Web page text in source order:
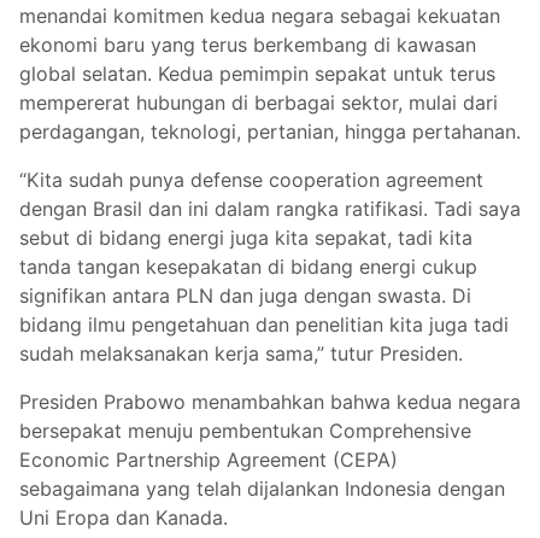
menandai komitmen kedua negara sebagai kekuatan
ekonomi baru yang terus berkembang di kawasan
global selatan. Kedua pemimpin sepakat untuk terus
mempererat hubungan di berbagai sektor, mulai dari
perdagangan, teknologi, pertanian, hingga pertahanan.
“Kita sudah punya defense cooperation agreement
dengan Brasil dan ini dalam rangka ratifikasi. Tadi saya
sebut di bidang energi juga kita sepakat, tadi kita
tanda tangan kesepakatan di bidang energi cukup
signifikan antara PLN dan juga dengan swasta. Di
bidang ilmu pengetahuan dan penelitian kita juga tadi
sudah melaksanakan kerja sama,” tutur Presiden.
Presiden Prabowo menambahkan bahwa kedua negara
bersepakat menuju pembentukan Comprehensive
Economic Partnership Agreement (CEPA)
sebagaimana yang telah dijalankan Indonesia dengan
Uni Eropa dan Kanada.